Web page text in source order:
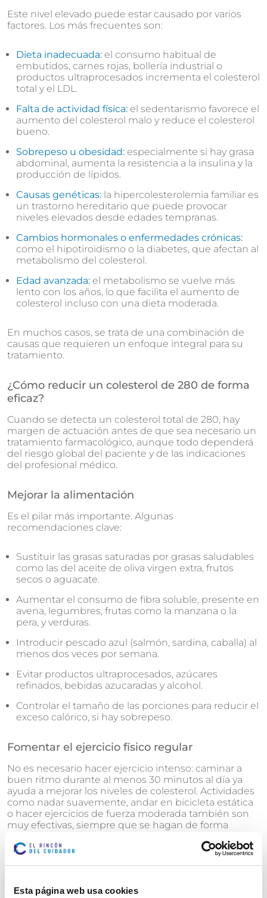
Esta página web usa cookies
Este nivel elevado puede estar causado por varios
factores. Los más frecuentes son:
Dieta inadecuada: el consumo habitual de
embutidos, carnes rojas, bollería industrial o
productos ultraprocesados incrementa el colesterol
total y el LDL.
Falta de actividad física: el sedentarismo favorece el
aumento del colesterol malo y reduce el colesterol
bueno.
Sobrepeso u obesidad: especialmente si hay grasa
abdominal, aumenta la resistencia a la insulina y la
producción de lípidos.
Causas genéticas: la hipercolesterolemia familiar es
un trastorno hereditario que puede provocar
niveles elevados desde edades tempranas.
Cambios hormonales o enfermedades crónicas:
como el hipotiroidismo o la diabetes, que afectan al
metabolismo del colesterol.
Edad avanzada: el metabolismo se vuelve más
lento con los años, lo que facilita el aumento de
colesterol incluso con una dieta moderada.
En muchos casos, se trata de una combinación de
causas que requieren un enfoque integral para su
tratamiento.
¿Cómo reducir un colesterol de 280 de forma
eficaz?
Cuando se detecta un colesterol total de 280, hay
margen de actuación antes de que sea necesario un
tratamiento farmacológico, aunque todo dependerá
del riesgo global del paciente y de las indicaciones
del profesional médico.
Mejorar la alimentación
Es el pilar más importante. Algunas
recomendaciones clave:
Sustituir las grasas saturadas por grasas saludables
como las del aceite de oliva virgen extra, frutos
secos o aguacate.
Aumentar el consumo de fibra soluble, presente en
avena, legumbres, frutas como la manzana o la
pera, y verduras.
Introducir pescado azul (salmón, sardina, caballa) al
menos dos veces por semana.
Evitar productos ultraprocesados, azúcares
refinados, bebidas azucaradas y alcohol.
Controlar el tamaño de las porciones para reducir el
exceso calórico, si hay sobrepeso.
Fomentar el ejercicio físico regular
No es necesario hacer ejercicio intenso: caminar a
buen ritmo durante al menos 30 minutos al día ya
ayuda a mejorar los niveles de colesterol. Actividades
como nadar suavemente, andar en bicicleta estática
o hacer ejercicios de fuerza moderada también son
muy efectivas, siempre que se hagan de forma
Controlar otros factores de riesgo
Mantener una presión arterial estable, evitar el